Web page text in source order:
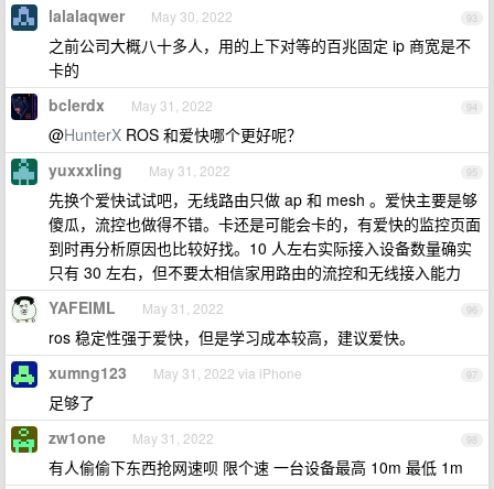
93
lalalaqwer May 30, 2022
之前公司大概八十多人，用的上下对等的百兆固定 ip 商宽是不
卡的
94
bclerdx May 31, 2022
@HunterX ROS 和爱快哪个更好呢？
95
yuxxxling May 31, 2022
先换个爱快试试吧，无线路由只做 ap 和 mesh 。爱快主要是够
傻瓜，流控也做得不错。卡还是可能会卡的，有爱快的监控页面
到时再分析原因也比较好找。10 人左右实际接入设备数量确实
只有 30 左右，但不要太相信家用路由的流控和无线接入能力
96
YAFEIML May 31, 2022
ros 稳定性强于爱快，但是学习成本较高，建议爱快。
97
xumng123 May 31, 2022 via iPhone
足够了
98
zw1one May 31, 2022
有人偷偷下东西抢网速呗 限个速 一台设备最高 10m 最低 1m